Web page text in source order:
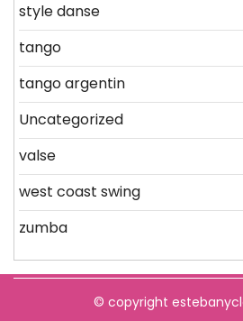
style danse
tango
tango argentin
Uncategorized
valse
west coast swing
zumba
© copyright